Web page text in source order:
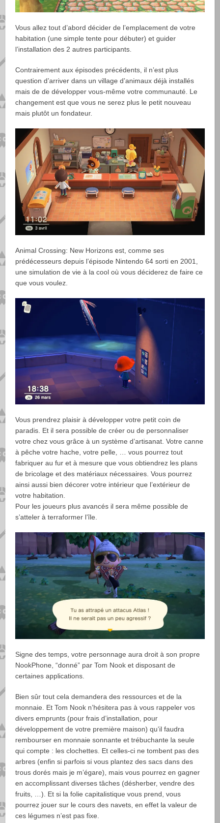
Vous allez tout d’abord décider de l’emplacement de votre
habitation (une simple tente pour débuter) et guider
l’installation des 2 autres participants.
Contrairement aux épisodes précédents, il n’est plus
question d’arriver dans un village d’animaux déjà installés
mais de de développer vous-même votre communauté. Le
changement est que vous ne serez plus le petit nouveau
mais plutôt un fondateur.
Animal Crossing: New Horizons est, comme ses
prédécesseurs depuis l’épisode Nintendo 64 sorti en 2001,
une simulation de vie à la cool où vous déciderez de faire ce
que vous voulez.
Vous prendrez plaisir à développer votre petit coin de
paradis. Et il sera possible de créer ou de personnaliser
votre chez vous grâce à un système d’artisanat. Votre canne
à pêche votre hache, votre pelle, … vous pourrez tout
fabriquer au fur et à mesure que vous obtiendrez les plans
de bricolage et des matériaux nécessaires. Vous pourrez
ainsi aussi bien décorer votre intérieur que l’extérieur de
votre habitation.
Pour les joueurs plus avancés il sera même possible de
s’atteler à terraformer l’île.
Signe des temps, votre personnage aura droit à son propre
NookPhone, “donné” par Tom Nook et disposant de
certaines applications.
Bien sûr tout cela demandera des ressources et de la
monnaie. Et Tom Nook n’hésitera pas à vous rappeler vos
divers emprunts (pour frais d’installation, pour
développement de votre première maison) qu’il faudra
rembourser en monnaie sonnante et trébuchante la seule
qui compte : les clochettes. Et celles-ci ne tombent pas des
arbres (enfin si parfois si vous plantez des sacs dans des
trous dorés mais je m’égare), mais vous pourrez en gagner
en accomplissant diverses tâches (désherber, vendre des
fruits, …). Et si la folie capitalistique vous prend, vous
pourrez jouer sur le cours des navets, en effet la valeur de
ces légumes n’est pas fixe.